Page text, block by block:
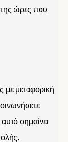
ώρες που
με μεταφορική
σημαίνει